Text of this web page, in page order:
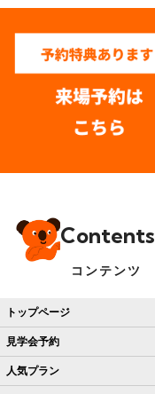
Contents
コンテンツ
トップページ
見学会予約
人気プラン